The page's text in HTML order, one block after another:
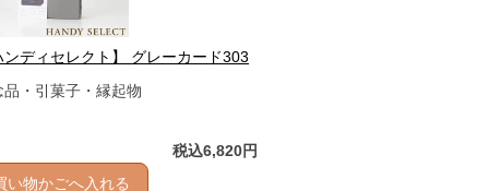
ンディセレクト】 グレーカード303
品・引菓子・縁起物
税込6,820円
い物かごへ入れる